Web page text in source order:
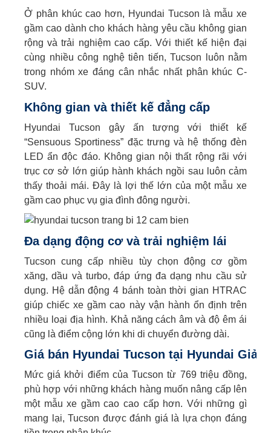
Ở phân khúc cao hơn, Hyundai Tucson là mẫu xe
gầm cao dành cho khách hàng yêu cầu không gian
rộng và trải nghiệm cao cấp. Với thiết kế hiện đại
cùng nhiều công nghệ tiên tiến, Tucson luôn nằm
trong nhóm xe đáng cân nhắc nhất phân khúc C-
SUV.
Không gian và thiết kế đẳng cấp
Hyundai Tucson gây ấn tượng với thiết kế
“Sensuous Sportiness” đặc trưng và hệ thống đèn
LED ẩn độc đáo. Không gian nội thất rộng rãi với
trục cơ sở lớn giúp hành khách ngồi sau luôn cảm
thấy thoải mái. Đây là lợi thế lớn của một mẫu xe
gầm cao phục vụ gia đình đông người.
Đa dạng động cơ và trải nghiệm lái
Tucson cung cấp nhiều tùy chọn động cơ gồm
xăng, dầu và turbo, đáp ứng đa dạng nhu cầu sử
dụng. Hệ dẫn động 4 bánh toàn thời gian HTRAC
giúp chiếc xe gầm cao này vận hành ổn định trên
nhiều loại địa hình. Khả năng cách âm và độ êm ái
cũng là điểm cộng lớn khi di chuyển đường dài.
Giá bán Hyundai Tucson tại Hyundai Giải
Mức giá khởi điểm của Tucson từ 769 triệu đồng,
phù hợp với những khách hàng muốn nâng cấp lên
một mẫu xe gầm cao cao cấp hơn. Với những gì
mang lại, Tucson được đánh giá là lựa chọn đáng